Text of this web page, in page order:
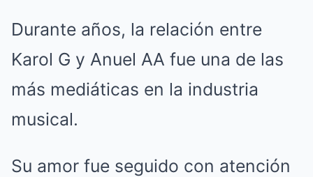
Durante años, la relación entre
Karol G y Anuel AA fue una de las
más mediáticas en la industria
musical.
Su amor fue seguido con atención